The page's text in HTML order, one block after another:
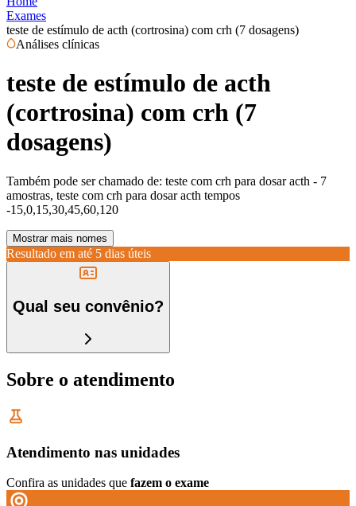
Exames
teste de estímulo de acth (cortrosina) com crh (7 dosagens)
Análises clínicas
teste de estímulo de acth
(cortrosina) com crh (7
dosagens)
Também pode ser chamado de: teste com crh para dosar acth - 7
amostras, teste com crh para dosar acth tempos
-15,0,15,30,45,60,120
Mostrar mais nomes
Resultado em até 5 dias úteis
Qual seu convênio?
Sobre o atendimento
Atendimento nas unidades
Confira as unidades que fazem o exame